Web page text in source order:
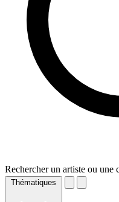
Rechercher un artiste ou une
Thématiques